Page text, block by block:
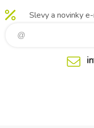
Slevy a novinky